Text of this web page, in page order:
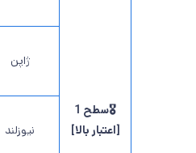
🎖️سطح 1
[اعتبار بالا]
ژاپن
نیوزلند